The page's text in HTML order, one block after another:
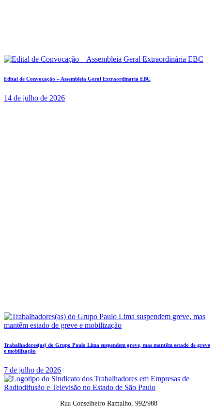
Edital de Convocação – Assembleia Geral Extraordinária EBC
14 de julho de 2026
Trabalhadores(as) do Grupo Paulo Lima suspendem greve, mas mantêm estado de greve
e mobilização
7 de julho de 2026
Rua Conselheiro Ramalho, 992/988